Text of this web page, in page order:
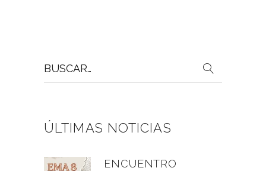
por:
ÚLTIMAS NOTICIAS
ENCUENTRO